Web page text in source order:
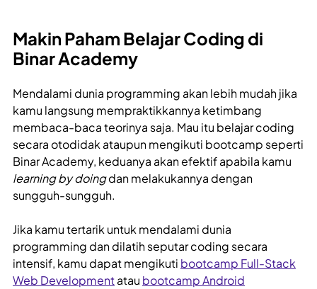
Makin Paham Belajar Coding di
Binar Academy
Mendalami dunia programming akan lebih mudah jika
kamu langsung mempraktikkannya ketimbang
membaca-baca teorinya saja. Mau itu belajar coding
secara otodidak ataupun mengikuti bootcamp seperti
Binar Academy, keduanya akan efektif apabila kamu
learning by doingdan melakukannya dengan
sungguh-sungguh.
Jika kamu tertarik untuk mendalami dunia
programming dan dilatih seputar coding secara
intensif, kamu dapat mengikuti bootcamp Full-Stack
Web Developmentatau bootcamp Android